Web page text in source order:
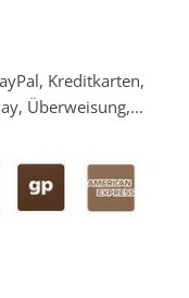
Kreditkarten,
Überweisung,...